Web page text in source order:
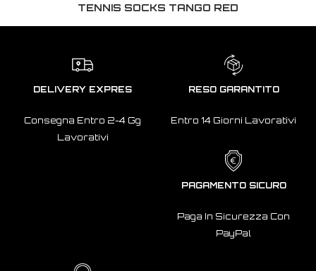
TENNIS SOCKS TANGO RED
DELIVERY EXPRES
Consegna Entro 2-4 Gg
Lavorativi
RESO GARANTITO
Entro 14 Giorni Lavorativi
PAGAMENTO SICURO
Paga In Sicurezza Con
PayPal